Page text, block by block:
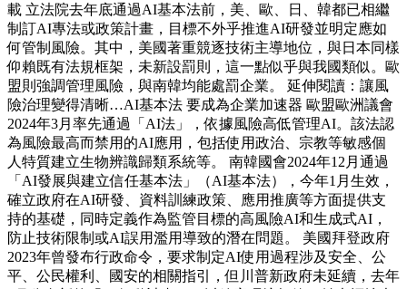
載 立法院去年底通過AI基本法前，美、歐、日、韓都已相繼
制訂AI專法或政策計畫，目標不外乎推進AI研發並明定應如
何管制風險。其中，美國著重競逐技術主導地位，與日本同樣
仰賴既有法規框架，未新設罰則，這一點似乎與我國類似。歐
盟則強調管理風險，與南韓均能處罰企業。 延伸閱讀：讓風
險治理變得清晰…AI基本法 要成為企業加速器 歐盟歐洲議會
2024年3月率先通過「AI法」，依據風險高低管理AI。該法認
為風險最高而禁用的AI應用，包括使用政治、宗教等敏感個
人特質建立生物辨識歸類系統等。 南韓國會2024年12月通過
「AI發展與建立信任基本法」（AI基本法），今年1月生效，
確立政府在AI研發、資料訓練政策、應用推廣等方面提供支
持的基礎，同時定義作為監管目標的高風險AI和生成式AI，
防止技術限制或AI誤用濫用導致的潛在問題。 美國拜登政府
2023年曾發布行政命令，要求制定AI使用過程涉及安全、公
平、公民權利、國安的相關指引，但川普新政府未延續，去年